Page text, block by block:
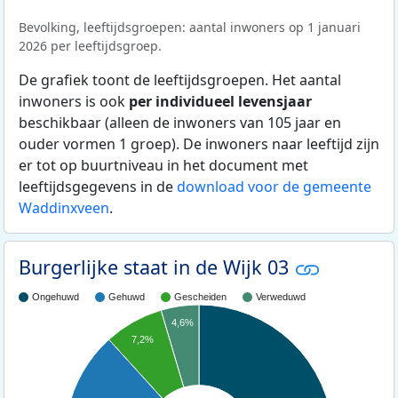
Bevolking, leeftijdsgroepen: aantal inwoners op 1 januari
2026 per leeftijdsgroep.
De grafiek toont de leeftijdsgroepen. Het aantal
inwoners is ook per individueel levensjaar
beschikbaar (alleen de inwoners van 105 jaar en
ouder vormen 1 groep). De inwoners naar leeftijd zijn
er tot op buurtniveau in het document met
leeftijdsgegevens in dedownload voor de gemeente
Waddinxveen.
Burgerlijke staat in de Wijk 03
Ongehuwd Gehuwd Gescheiden Verweduwd
4,6%
7,2%